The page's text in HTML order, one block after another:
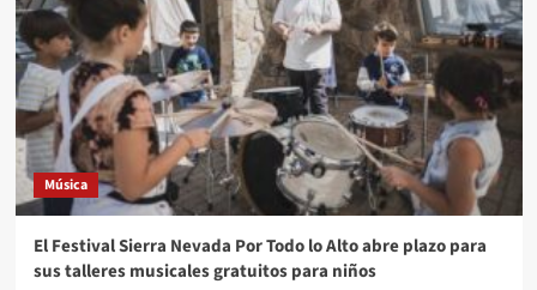
Música
El Festival Sierra Nevada Por Todo lo Alto abre plazo para
sus talleres musicales gratuitos para niños